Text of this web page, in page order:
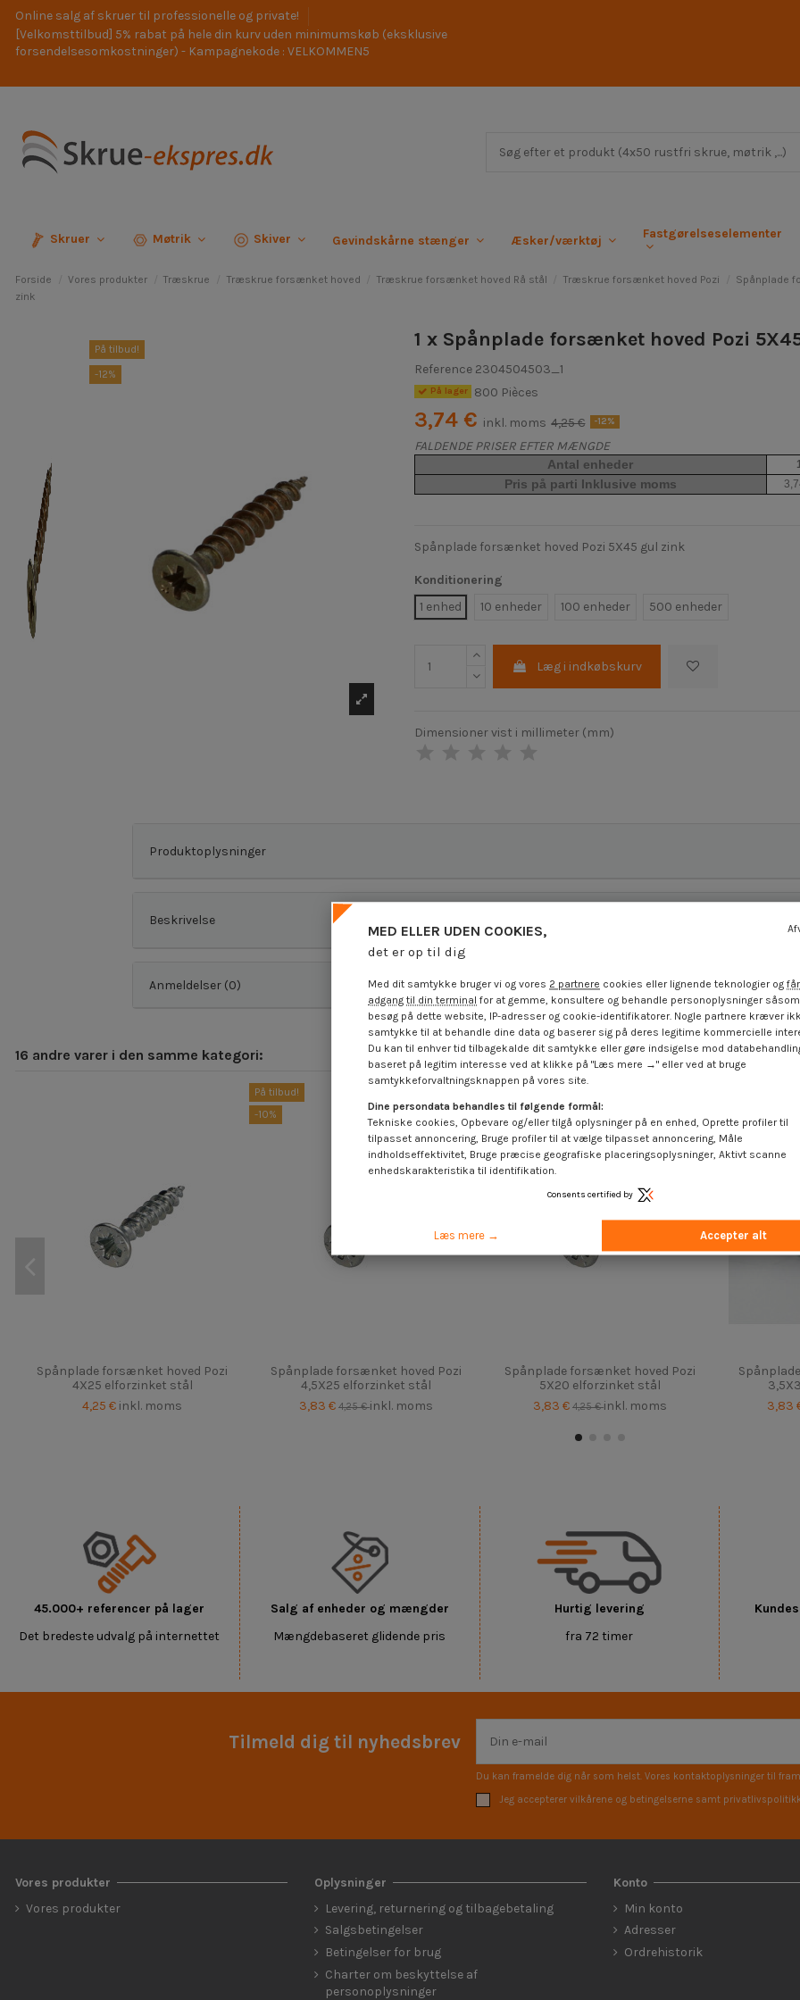
Online salg af skruer til professionelle og private!
[Velkomsttilbud] 5% rabat på hele din kurv uden minimumskøb (eksklusive
forsendelsesomkostninger) - Kampagnekode : VELKOMMEN5
Skruer Møtrik Skiver Gevindskårne stænger Æsker/værktøj Fastgørelseselementer
Forside Vores produkter Træskrue Træskrue forsænket hoved Træskrue forsænket hoved Rå stål Træskrue forsænket hoved Pozi Spånplade
zink
På tilbud!
-12%
1 x Spånplade forsænket hoved Pozi
Reference 2304504503_1
På lager 800 Pièces
3,74 € inkl. moms 4,25 € -12%
FALDENDE PRISER EFTER MÆNGDE
Antal enheder 1
Pris på parti Inklusive moms
Spånplade forsænket hoved Pozi 5X45 gul zink
Konditionering
1 enhed
10 enheder 100 enheder 500 enheder
Læg i indkøbskurv
Dimensioner vist i millimeter (mm)
Produktoplysninger
Beskrivelse
Anmeldelser (0)
16 andre varer i den samme kategori:
Spånplade forsænket hoved Pozi
4X25 elforzinket stål
4,25 € inkl. moms
På tilbud!
-10%
Spånplade forsænket hoved Pozi
4,5X25 elforzinket stål
3,83 € 4,25 €inkl. moms
Spånplade forsænket hoved Pozi
5X20 elforzinket stål
3,83 € 4,25 €inkl. moms
3,83
45.000+ referencer på lager
Det bredeste udvalg på internettet
Salg af enheder og mængder
Mængdebaseret glidende pris
Hurtig levering
fra 72 timer
Tilmeld dig til nyhedsbrev
Du kan framelde dig når som helst. Vores kontaktoplysninger til
Jeg accepterer vilkårene og betingelserne samt
Vores produkter
Vores produkter
Oplysninger
Levering, returnering og tilbagebetaling
Salgsbetingelser
Betingelser for brug
Charter om beskyttelse af
personoplysninger
Konto
Min konto
Adresser
Ordrehistorik
MED ELLER UDEN COOKIES,
det er op til dig
Med dit samtykke bruger vi og vores 2 partnere cookies eller lignende teknologier og får
adgang til din terminal for at gemme, konsultere og behandle personoplysninger
besøg på dette website, IP-adresser og cookie-identifikatorer. Nogle partnere kræver
samtykke til at behandle dine data og baserer sig på deres legitime kommercielle
Du kan til enhver tid tilbagekalde dit samtykke eller gøre indsigelse mod
baseret på legitim interesse ved at klikke på "Læs mere →" eller ved at bruge
samtykkeforvaltningsknappen på vores site.
Dine persondata behandles til følgende formål:
Tekniske cookies, Opbevare og/eller tilgå oplysninger på en enhed, Oprette profiler til
tilpasset annoncering, Bruge profiler til at vælge tilpasset annoncering, Måle
indholdseffektivitet, Bruge præcise geografiske placeringsoplysninger, Aktivt scanne
enhedskarakteristika til identifikation.
Consents certified by
Læs mere → Accepter alt